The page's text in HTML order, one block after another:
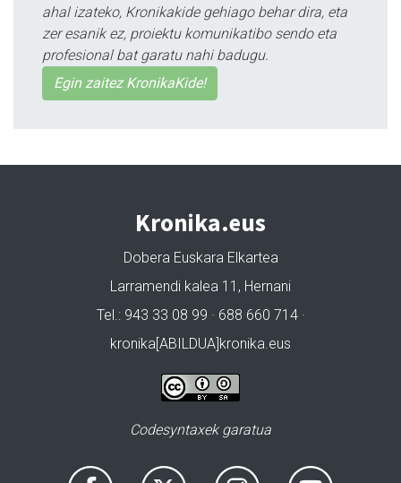
ahal izateko, Kronikakide gehiago behar dira, eta
zer esanik ez, proiektu komunikatibo sendo eta
profesional bat garatu nahi badugu.
Egin zaitez KronikaKide!
Kronika.eus
Dobera Euskara Elkartea
Larramendi kalea 11, Hernani
Tel.: 943 33 08 99 · 688 660 714 ·
kronika[ABILDUA]kronika.eus
Codesyntaxek garatua